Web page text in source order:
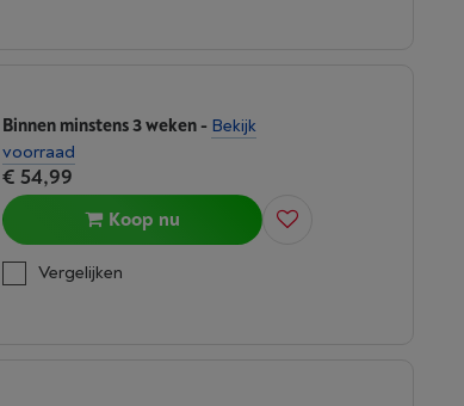
Binnen minstens 3 weken- Bekijk
voorraad
€ 54,99
Koop nu
Vergelijken